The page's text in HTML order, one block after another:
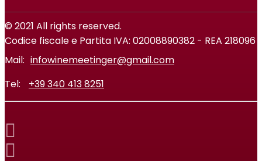
© 2021 All rights reserved.
Codice fiscale e Partita IVA: 02008890382 - REA 218096
Mail: infowinemeetinger@gmail.com
Tel:
+39 340 413 8251